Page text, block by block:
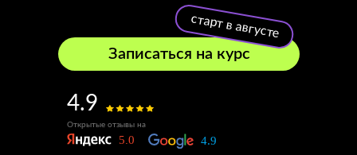
Записаться на курс
Открытые отзывы на
4.9
старт в августе